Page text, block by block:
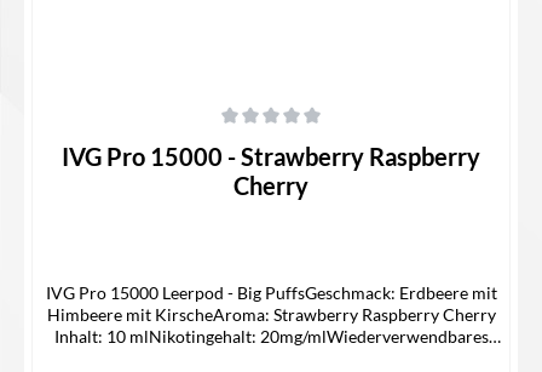
IVG Pro 15000 - Strawberry Raspberry
Cherry
IVG Pro 15000 Leerpod - Big PuffsGeschmack: Erdbeere mit
Himbeere mit KirscheAroma: Strawberry Raspberry Cherry
Inhalt: 10 mlNikotingehalt: 20mg/mlWiederverwendbares